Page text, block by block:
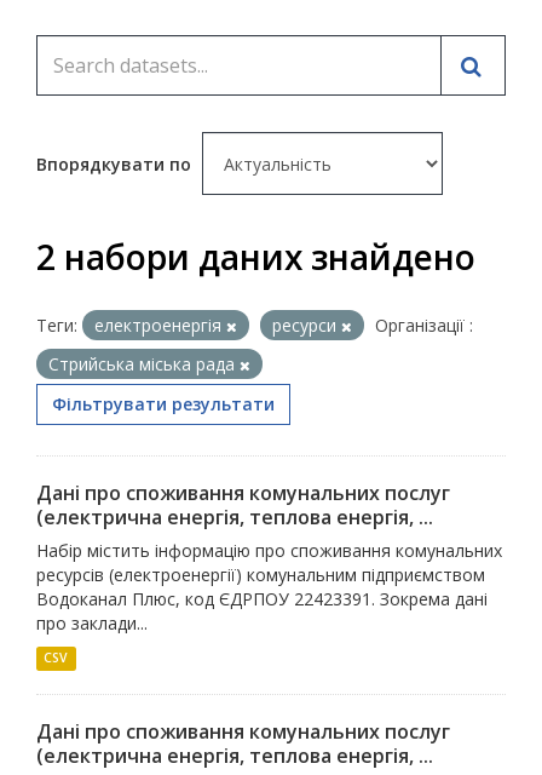
Впорядкувати по
2 набори даних знайдено
Теги: електроенергія ресурси
Організації :
Стрийська міська рада
Фільтрувати результати
Дані про споживання комунальних послуг
(електрична енергія, теплова енергія, ...
Набір містить інформацію про споживання комунальних
ресурсів (електроенергії) комунальним підприємством
Водоканал Плюс, код ЄДРПОУ 22423391. Зокрема дані
про заклади...
CSV
Дані про споживання комунальних послуг
(електрична енергія, теплова енергія, ...